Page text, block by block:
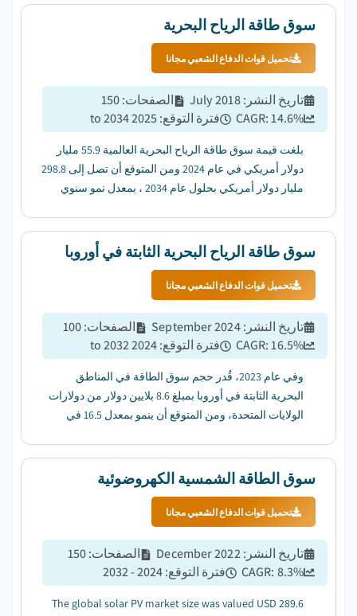
سوق طاقة الرياح البحرية
تحميل قوات الدفاع الشعبي مجانا
تاريخ النشر :
July 2018 الصفحات:
150
CAGR:14.6% فترة التوقع:
2025 to 2034
بلغت قيمة سوق طاقة الرياح البحرية العالمية 55.9 مليار
دولار أمريكي في عام 2024 ومن المتوقع أن تصل إلى 298.8
مليار دولار أمريكي بحلول عام 2034 ، بمعدل نمو سنوي
سوق طاقة الرياح البحرية الثابتة في أوروبا
تحميل قوات الدفاع الشعبي مجانا
تاريخ النشر :
September 2024 الصفحات:
100
CAGR:16.5% فترة التوقع:
2024 to 2032
وفي عام 2023، قُدر حجم سوق الطاقة في المناطق
البحرية الثابتة في أوروبا بمبلغ 8.6 بلايين دولار من دولارات
الولايات المتحدة، ومن المتوقع أن ينمو بمعدل 16.5 في
سوق الطاقة الشمسية الكهروضوئية
تحميل قوات الدفاع الشعبي مجانا
تاريخ النشر :
December 2022 الصفحات:
150
CAGR: 8.3% فترة التوقع:
2024 - 2032
The global solar PV market size was valued USD 289.6